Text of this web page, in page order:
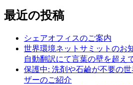
最近の投稿
シェアオフィスのご案内
世界環境ネットサミットの
自動翻訳にて言葉の壁を超え
保護中: 洗剤や石鹼が不要の
ザーのご紹介